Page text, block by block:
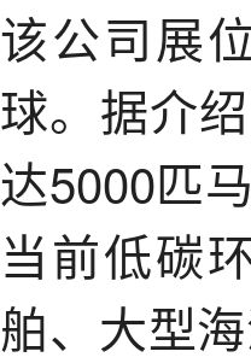
该公司展
球。据介
达5000匹
当前低碳
舶、大型